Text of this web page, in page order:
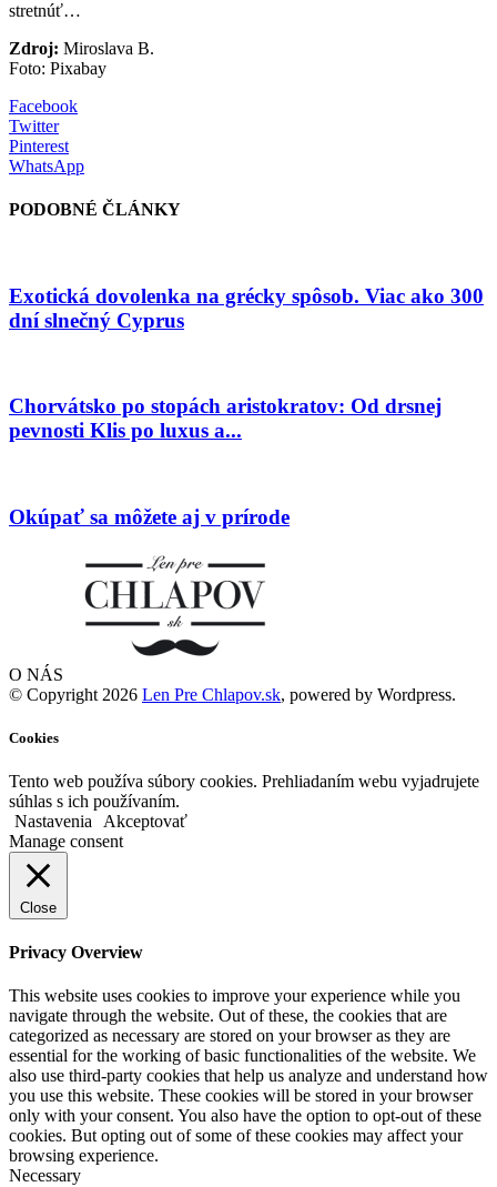
stretnúť…
Zdroj: Miroslava B.
Foto: Pixabay
Facebook
Twitter
Pinterest
WhatsApp
PODOBNÉ ČLÁNKY
Exotická dovolenka na grécky spôsob. Viac ako 300
dní slnečný Cyprus
Chorvátsko po stopách aristokratov: Od drsnej
pevnosti Klis po luxus a...
Okúpať sa môžete aj v prírode
O NÁS
© Copyright 2026 Len Pre Chlapov.sk, powered by Wordpress.
Cookies
Tento web používa súbory cookies. Prehliadaním webu vyjadrujete
súhlas s ich používaním.
Nastavenia
Akceptovať
Manage consent
Close
Privacy Overview
This website uses cookies to improve your experience while you
navigate through the website. Out of these, the cookies that are
categorized as necessary are stored on your browser as they are
essential for the working of basic functionalities of the website. We
also use third-party cookies that help us analyze and understand how
you use this website. These cookies will be stored in your browser
only with your consent. You also have the option to opt-out of these
cookies. But opting out of some of these cookies may affect your
browsing experience.
Necessary